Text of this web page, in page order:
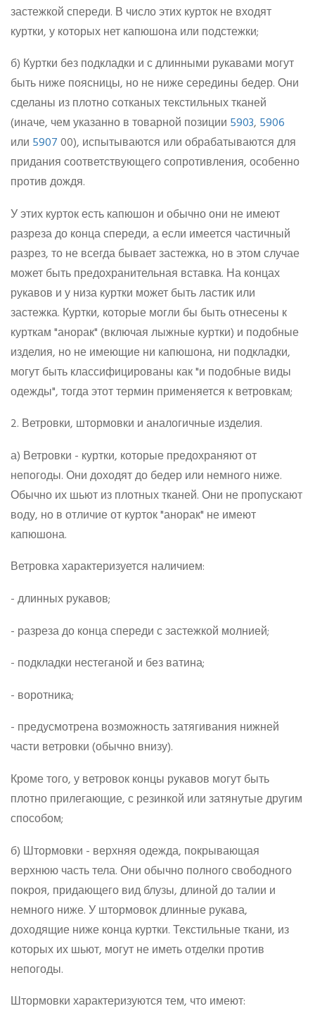
застежкой спереди. В число этих курток не входят
куртки, у которых нет капюшона или подстежки;
б) Куртки без подкладки и с длинными рукавами могут
быть ниже поясницы, но не ниже середины бедер. Они
сделаны из плотно сотканых текстильных тканей
(иначе, чем указанно в товарной позиции 5903, 5906
или 590700), испытываются или обрабатываются для
придания соответствующего сопротивления, особенно
против дождя.
У этих курток есть капюшон и обычно они не имеют
разреза до конца спереди, а если имеется частичный
разрез, то не всегда бывает застежка, но в этом случае
может быть предохранительная вставка. На концах
рукавов и у низа куртки может быть ластик или
застежка. Куртки, которые могли бы быть отнесены к
курткам "анорак" (включая лыжные куртки) и подобные
изделия, но не имеющие ни капюшона, ни подкладки,
могут быть классифицированы как "и подобные виды
одежды", тогда этот термин применяется к ветровкам;
2. Ветровки, штормовки и аналогичные изделия.
а) Ветровки - куртки, которые предохраняют от
непогоды. Они доходят до бедер или немного ниже.
Обычно их шьют из плотных тканей. Они не пропускают
воду, но в отличие от курток "анорак" не имеют
капюшона.
Ветровка характеризуется наличием:
- длинных рукавов;
- разреза до конца спереди с застежкой молнией;
- подкладки нестеганой и без ватина;
- воротника;
- предусмотрена возможность затягивания нижней
части ветровки (обычно внизу).
Кроме того, у ветровок концы рукавов могут быть
плотно прилегающие, с резинкой или затянутые другим
способом;
б) Штормовки - верхняя одежда, покрывающая
верхнюю часть тела. Они обычно полного свободного
покроя, придающего вид блузы, длиной до талии и
немного ниже. У штормовок длинные рукава,
доходящие ниже конца куртки. Текстильные ткани, из
которых их шьют, могут не иметь отделки против
непогоды.
Штормовки характеризуются тем, что имеют: